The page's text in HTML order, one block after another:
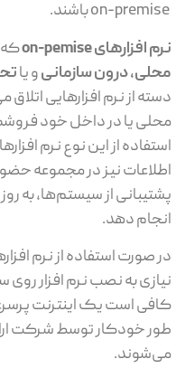
نرم افزارهای on-pemise
که
محلی، درون سازمانیو یا
دسته از نرم افزارهایی
محلی یا در داخل خود
استفاده از این نوع نرم
اطلاعات نیز در مجموعه
پشتیبانی از سیستم‌ها، به
انجام دهد.
در صورت استفاده از نرم
نیازی به نصب نرم افزار
کافی است یک اینترنت
طور خودکار توسط شرکت
می‌شوند.